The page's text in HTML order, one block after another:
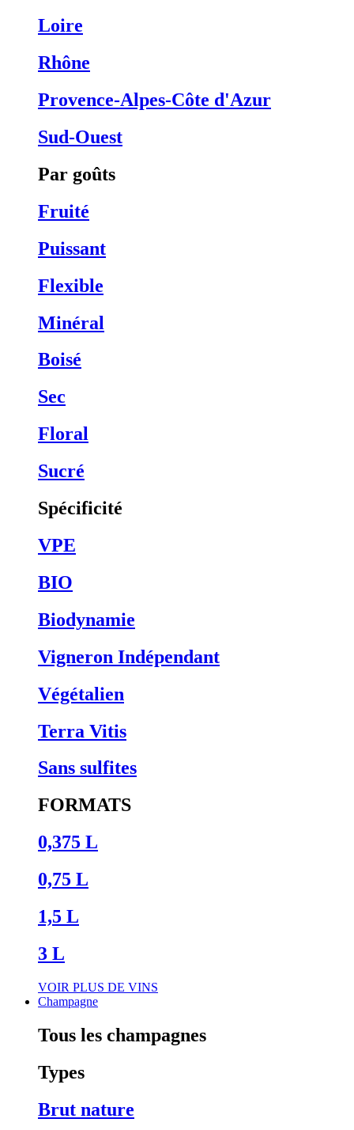
Loire
Rhône
Provence-Alpes-Côte d'Azur
Sud-Ouest
Par goûts
Fruité
Puissant
Flexible
Minéral
Boisé
Sec
Floral
Sucré
Spécificité
VPE
BIO
Biodynamie
Vigneron Indépendant
Végétalien
Terra Vitis
Sans sulfites
FORMATS
0,375 L
0,75 L
1,5 L
3 L
VOIR PLUS DE VINS
Champagne
Tous les champagnes
Types
Brut nature